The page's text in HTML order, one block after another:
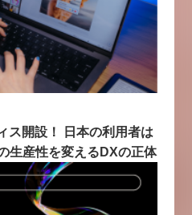
ス開設！ 日本の利用者は
生産性を変えるDXの正体